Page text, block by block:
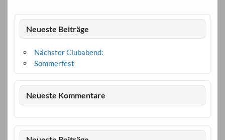
Neueste Beiträge
Nächster Clubabend:
Sommerfest
Neueste Kommentare